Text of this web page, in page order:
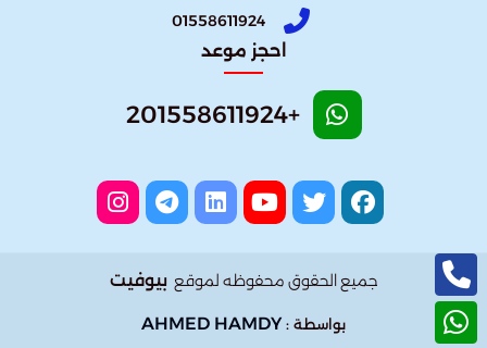
01558611924
احجز موعد
+201558611924
جميع الحقوق محفوظه لموقع بيوفيت
بواسطة : AHMED HAMDY